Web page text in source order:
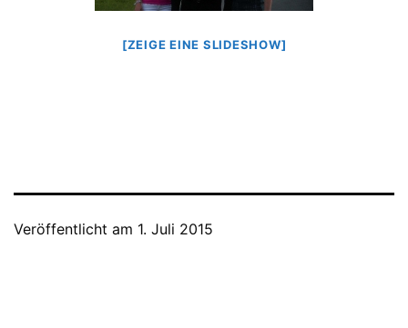
[ZEIGE EINE SLIDESHOW]
Veröffentlicht am 1. Juli 2015